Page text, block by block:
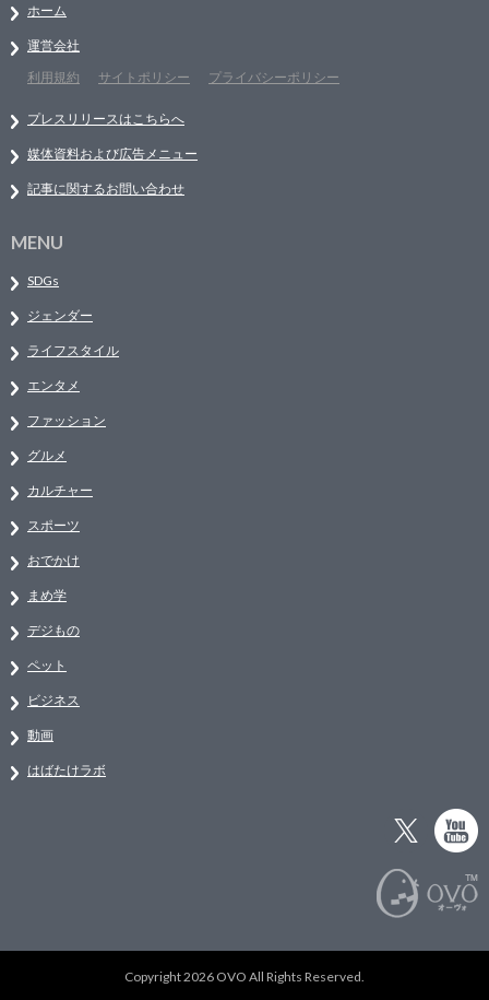
ホーム
運営会社
利用規約
サイトポリシー プライバシーポリシー
プレスリリースはこちらへ
媒体資料および広告メニュー
記事に関するお問い合わせ
MENU
SDGs
ジェンダー
ライフスタイル
エンタメ
ファッション
グルメ
カルチャー
スポーツ
おでかけ
まめ学
デジもの
ペット
ビジネス
動画
はばたけラボ
Copyright 2026 OVO All Rights Reserved.